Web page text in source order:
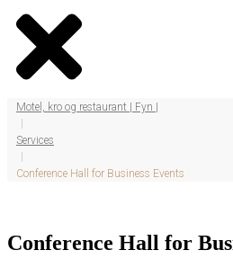
Motel, kro og restaurant | Fyn |
Services
Conference Hall for Business Events
Conference Hall for